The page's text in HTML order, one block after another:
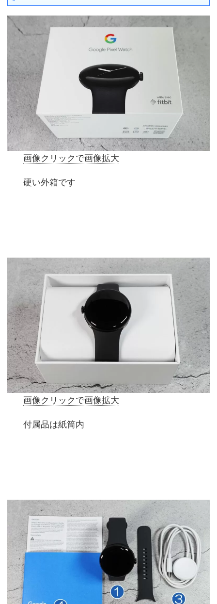
画像クリックで画像拡大
硬い外箱です
画像クリックで画像拡大
付属品は紙筒内